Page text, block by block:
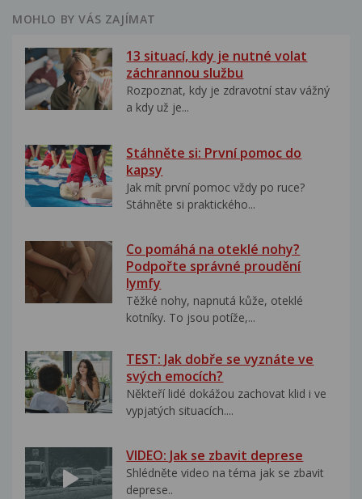
MOHLO BY VÁS ZAJÍMAT
13 situací, kdy je nutné volat
záchrannou službu
Rozpoznat, kdy je zdravotní stav vážný
a kdy už je...
Stáhněte si: První pomoc do
kapsy
Jak mít první pomoc vždy po ruce?
Stáhněte si praktického...
Co pomáhá na oteklé nohy?
Podpořte správné proudění
lymfy
Těžké nohy, napnutá kůže, oteklé
kotníky. To jsou potíže,...
TEST: Jak dobře se vyznáte ve
svých emocích?
Někteří lidé dokážou zachovat klid i ve
vypjatých situacích....
VIDEO: Jak se zbavit deprese
Shlédněte video na téma jak se zbavit
deprese..